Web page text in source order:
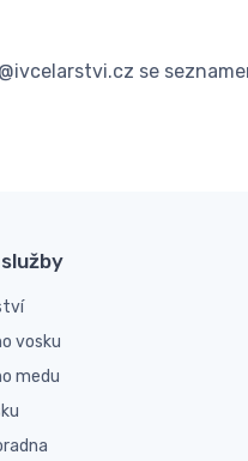
se
vosku
medu